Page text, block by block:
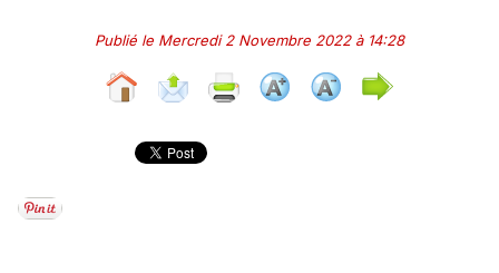
Publié le Mercredi 2 Novembre 2022 à 14:28